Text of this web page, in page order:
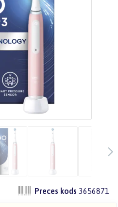
Preces kods 3656871